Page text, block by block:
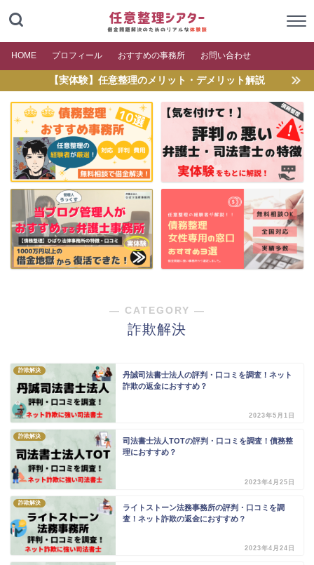
HOME プロフィール おすすめの事務所 お問い合わせ
【実体験】任意整理のメリット・デメリット解説
― CATEGORY ―
詐欺解決
詐欺解決
丹誠司法書士法人の評判・口コミを調査！ネット
詐欺の返金におすすめ？
2023年5月1日
詐欺解決
司法書士法人TOTの評判・口コミを調査！債務整
理におすすめ？
2023年4月25日
詐欺解決
ライトストーン法務事務所の評判・口コミを調
査！ネット詐欺の返金におすすめ？
2023年4月24日